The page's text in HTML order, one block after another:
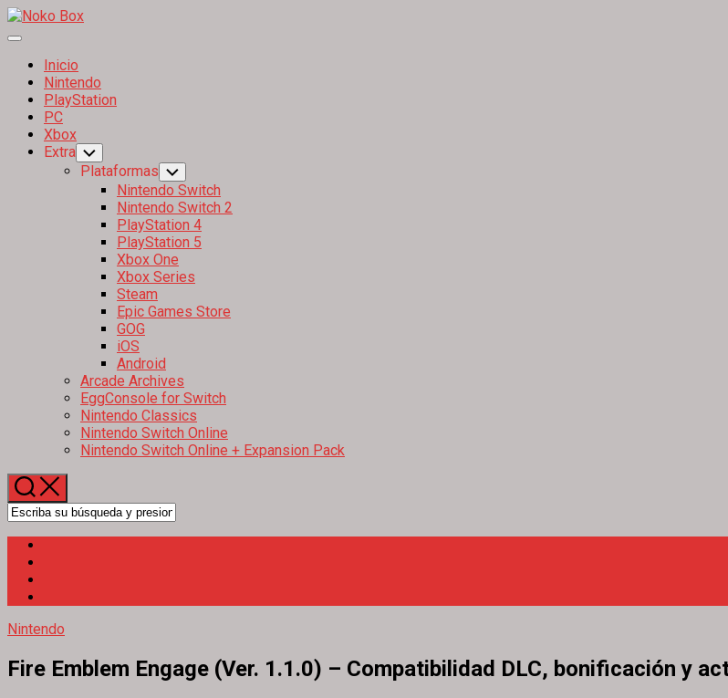
Skip
to
Expand
Inicio
Current
Page
Parent
Nintendo
PlayStation
PC
Xbox
Extra Toggle
Child
Menu
Plataformas Toggle
Child
Menu
Nintendo Switch
Nintendo Switch 2
PlayStation 4
PlayStation 5
Xbox One
Xbox Series
Steam
Epic Games Store
GOG
iOS
Android
Arcade Archives
EggConsole for Switch
Nintendo Classics
Nintendo Switch Online
Nintendo Switch Online + Expansion Pack
Nintendo
Fire Emblem Engage (Ver. 1.1.0) – Compatibilidad DLC, bonificación y